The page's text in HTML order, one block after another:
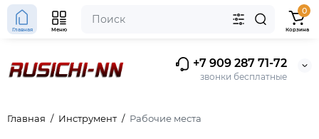
+7 909 287 71-72
звонки бесплатные
Главная Меню
0
Корзина
Главная Инструмент Рабочие места